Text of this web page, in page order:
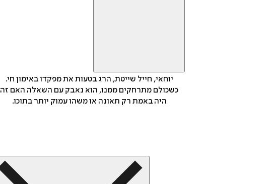
יוחאי, חייל שייטת, הרג בטעות את מפקדו באימון חי.
כשכולם מתרחקים ממנו, הוא נאבק עם השאלה האם זה
היה באמת רק תאונה או משהו עמוק יותר בתוכו.